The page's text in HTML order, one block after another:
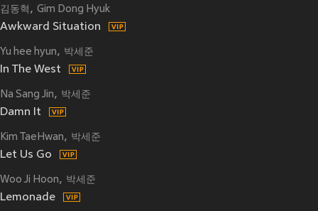
김동혁 Gim Dong Hyuk
Awkward Situation
Yu hee hyun 박세준
In The West
Na Sang Jin 박세준
Damn It
Kim TaeHwan 박세준
Let Us Go
Woo Ji Hoon 박세준
Lemonade